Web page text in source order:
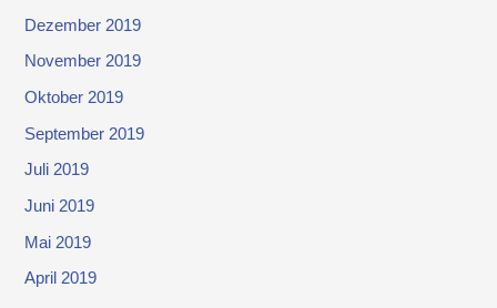
Dezember 2019
November 2019
Oktober 2019
September 2019
Juli 2019
Juni 2019
Mai 2019
April 2019